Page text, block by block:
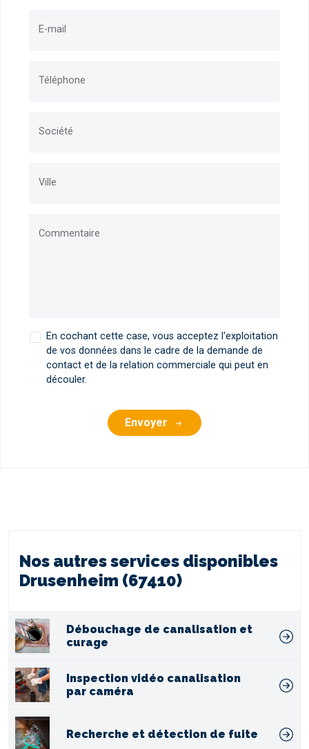
E-mail
Téléphone
Société
Ville
Commentaire
En cochant cette case, vous acceptez l'exploitation
de vos données dans le cadre de la demande de
contact et de la relation commerciale qui peut en
découler.
Envoyer
Nos autres services disponibles
Drusenheim (67410)
Débouchage de canalisation et
curage
Inspection vidéo canalisation
par caméra
Recherche et détection de fuite